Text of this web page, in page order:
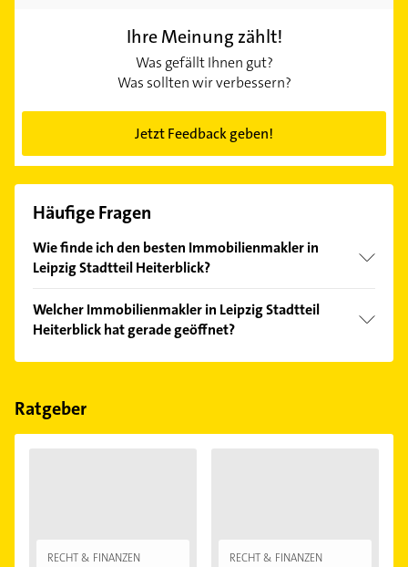
Ihre Meinung zählt!
Was gefällt Ihnen gut?
Was sollten wir verbessern?
Jetzt Feedback geben!
Häufige Fragen
Wie finde ich den besten Immobilienmakler in
Leipzig Stadtteil Heiterblick?
Kundenmeinungen und profitieren Sie von den
Empfehlungen. Die Suchergebnisse können Sie sich
einfach nachBewertungensortiert anzeigen lassen.
Welcher Immobilienmakler in Leipzig Stadtteil
Heiterblick hat gerade geöffnet?
Im Anbieter-Bereich finden Sie alleÖffnungszeiten.
Feiertagen abweichen können.
Ratgeber
RECHT & FINANZEN RECHT & FINANZEN